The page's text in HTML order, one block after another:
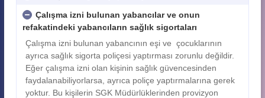
Çalışma izni bulunan yabancılar ve onun
refakatindeki yabancıların sağlık sigortaları
Çalışma izni bulunan yabancının eşi ve çocuklarının
ayrıca sağlık sigorta poliçesi yaptırması zorunlu değildir.
Eğer çalışma izni olan kişinin sağlık güvencesinden
faydalanabiliyorlarsa, ayrıca poliçe yaptırmalarına gerek
yoktur. Bu kişilerin SGK Müdürlüklerinden provizyon